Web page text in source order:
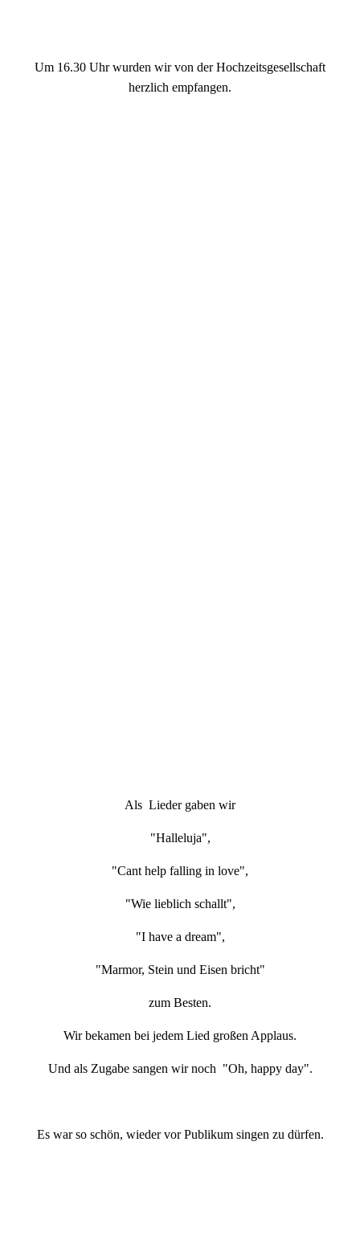
Um 16.30 Uhr wurden wir von der Hochzeitsgesellschaft
herzlich empfangen.
Als Lieder gaben wir
"Halleluja",
"Cant help falling in love",
"Wie lieblich schallt",
"I have a dream",
"Marmor, Stein und Eisen bricht"
zum Besten.
Wir bekamen bei jedem Lied großen Applaus.
Und als Zugabe sangen wir noch "Oh, happy day".
Es war so schön, wieder vor Publikum singen zu dürfen.